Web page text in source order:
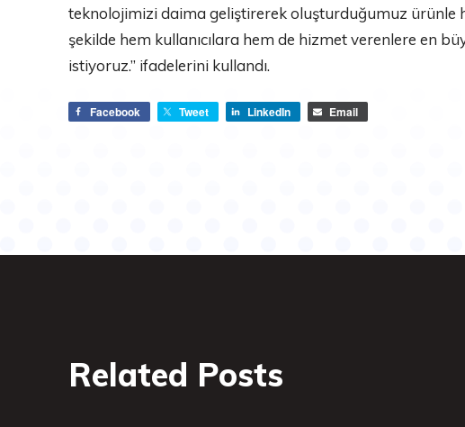
teknolojimizi daima geliştirerek oluşturduğumuz ürünle
şekilde hem kullanıcılara hem de hizmet verenlere en
istiyoruz.” ifadelerini kullandı.
Facebook Tweet LinkedIn Email
Related Posts